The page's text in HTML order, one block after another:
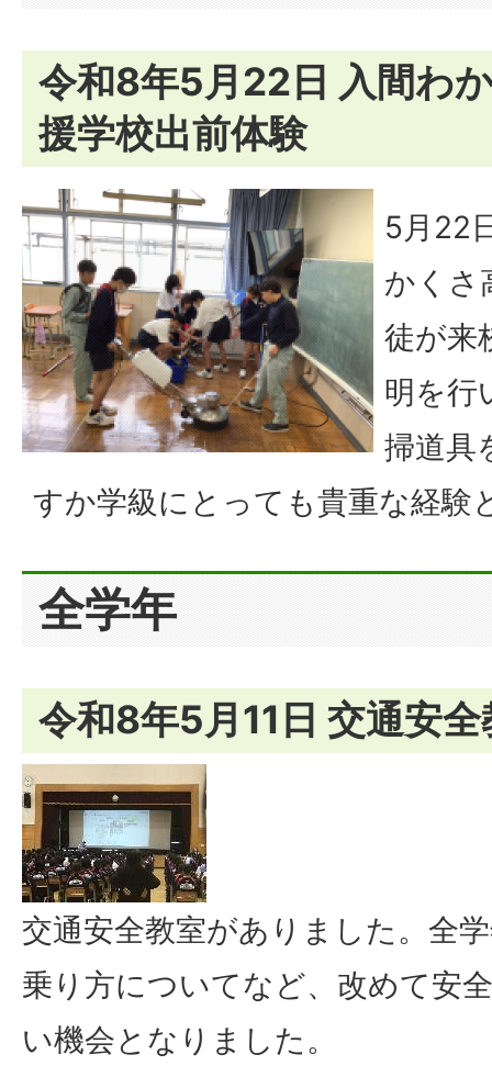
令和8年5月22日 入間わ
援学校出前体験
5月22
かくさ
徒が来
明を行
掃道具
すか学級にとっても貴重な経験
全学年
令和8年5月11日 交通安全
交通安全教室がありました。全
乗り方についてなど、改めて安
い機会となりました。